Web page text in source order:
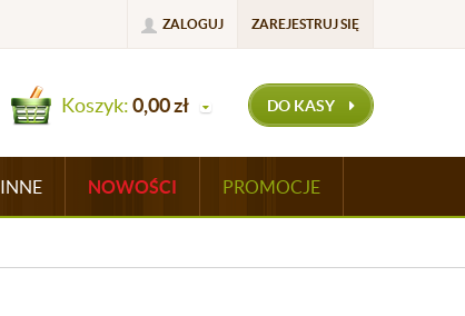
ZALOGUJ ZAREJESTRUJ SIĘ
Koszyk:0,00zł DO KASY
INNE NOWOŚCI PROMOCJE